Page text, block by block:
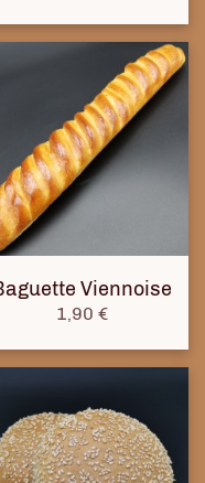
Viennoise
Prix
1,90 €